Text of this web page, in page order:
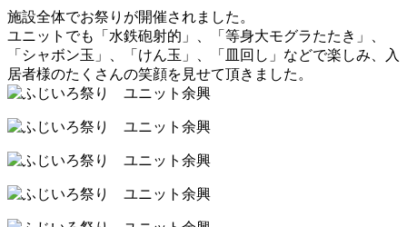
施設全体でお祭りが開催されました。
ユニットでも「水鉄砲射的」、「等身大モグラたたき」、
「シャボン玉」、「けん玉」、「皿回し」などで楽しみ、入
居者様のたくさんの笑顔を見せて頂きました。